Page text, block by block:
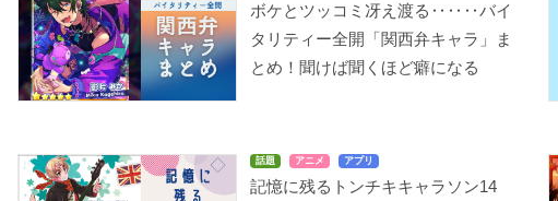
ボケとツッコミ冴え渡る‥‥‥バイ
タリティー全開「関西弁キャラ」ま
とめ！聞けば聞くほど癖になる
話題 アニメ アプリ
記憶に残るトンチキキャラソン14